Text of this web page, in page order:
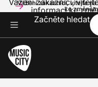
Vážení zákazníci, vítejte
ke
Vážení zákazníci,
informací ke
Začněte hledat